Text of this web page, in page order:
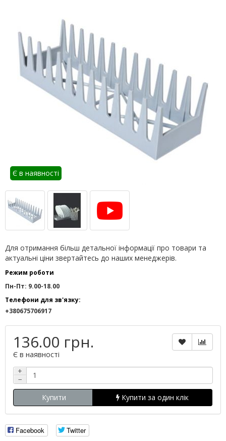
Є в наявності
Для отримання більш детальної інформації про товари та
актуальні ціни звертайтесь до наших менеджерів.
Режим роботи
Пн-Пт: 9.00-18.00
Телефони для зв'язку:
+380675706917
136.00 грн.
Є в наявності
+
−
Купити
Купити за один клік
Facebook Twitter